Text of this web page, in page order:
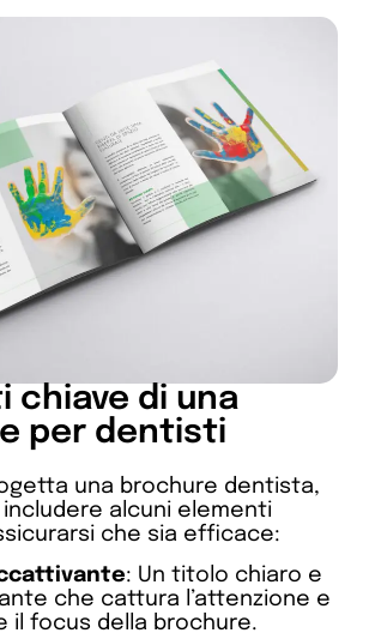
chiave di una
per dentisti
una brochure dentista,
alcuni elementi
che sia efficace:
: Un titolo chiaro e
che cattura l’attenzione e
il focus della brochure.